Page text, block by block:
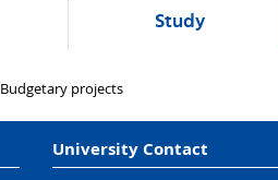
Study
Budgetary projects
University Contact